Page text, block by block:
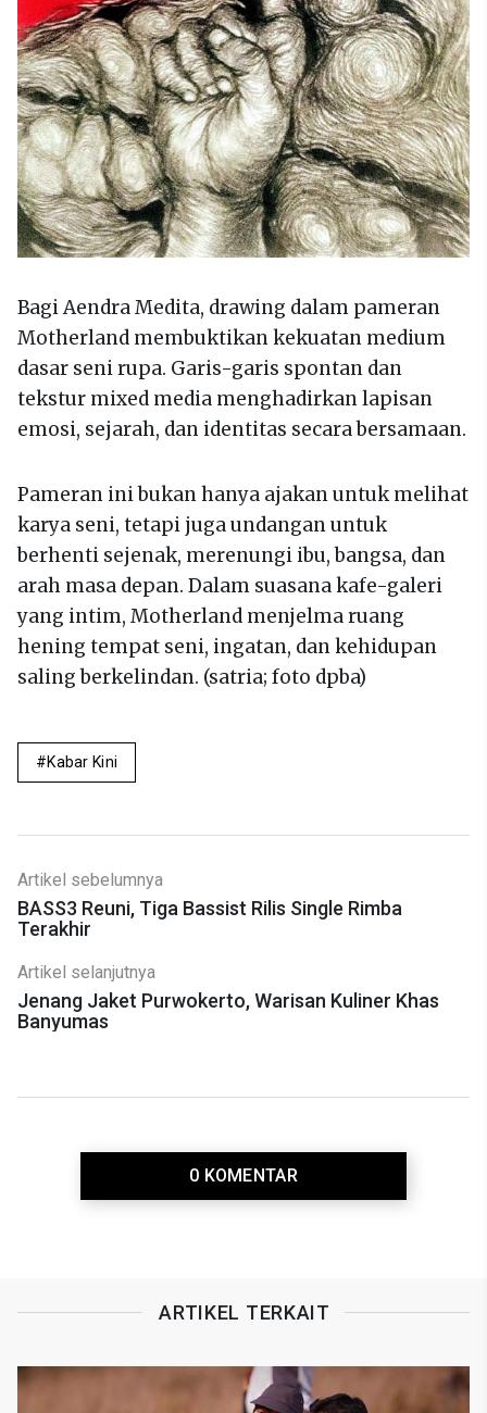
Bagi Aendra Medita, drawing dalam pameran
Motherland membuktikan kekuatan medium
dasar seni rupa. Garis-garis spontan dan
tekstur mixed media menghadirkan lapisan
emosi, sejarah, dan identitas secara bersamaan.
Pameran ini bukan hanya ajakan untuk melihat
karya seni, tetapi juga undangan untuk
berhenti sejenak, merenungi ibu, bangsa, dan
arah masa depan. Dalam suasana kafe-galeri
yang intim, Motherland menjelma ruang
hening tempat seni, ingatan, dan kehidupan
saling berkelindan. (satria; foto dpba)
Kabar Kini
Artikel sebelumnya
BASS3 Reuni, Tiga Bassist Rilis Single Rimba
Terakhir
Artikel selanjutnya
Jenang Jaket Purwokerto, Warisan Kuliner Khas
Banyumas
0 KOMENTAR
ARTIKEL TERKAIT